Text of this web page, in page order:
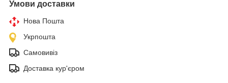
Умови доставки
Нова Пошта
Укрпошта
Самовивіз
Доставка кур'єром